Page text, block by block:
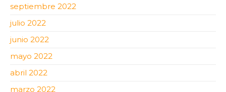
septiembre 2022
julio 2022
junio 2022
mayo 2022
abril 2022
marzo 2022